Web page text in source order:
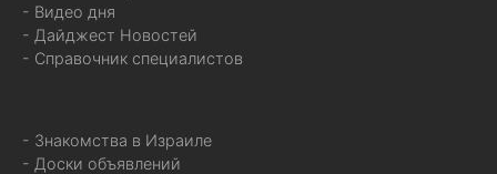
- Видео дня
- Дайджест Новостей
- Справочник специалистов
- Знакомства в Израиле
- Доски объявлений